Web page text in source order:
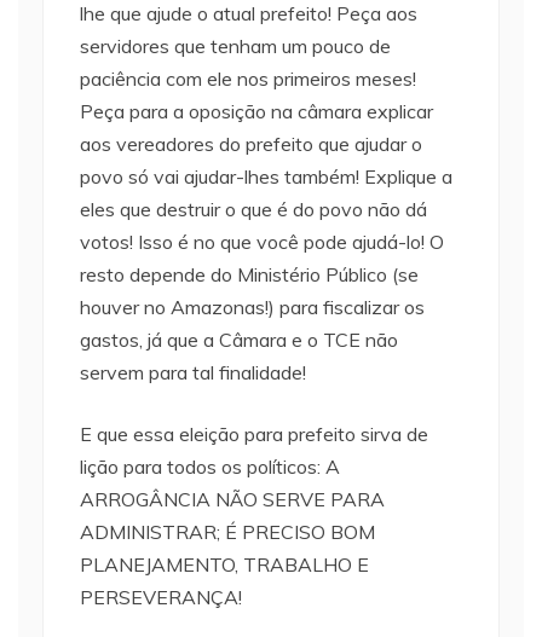
lhe que ajude o atual prefeito! Peça aos
servidores que tenham um pouco de
paciência com ele nos primeiros meses!
Peça para a oposição na câmara explicar
aos vereadores do prefeito que ajudar o
povo só vai ajudar-lhes também! Explique a
eles que destruir o que é do povo não dá
votos! Isso é no que você pode ajudá-lo! O
resto depende do Ministério Público (se
houver no Amazonas!) para fiscalizar os
gastos, já que a Câmara e o TCE não
servem para tal finalidade!
E que essa eleição para prefeito sirva de
lição para todos os políticos: A
ARROGÂNCIA NÃO SERVE PARA
ADMINISTRAR; É PRECISO BOM
PLANEJAMENTO, TRABALHO E
PERSEVERANÇA!